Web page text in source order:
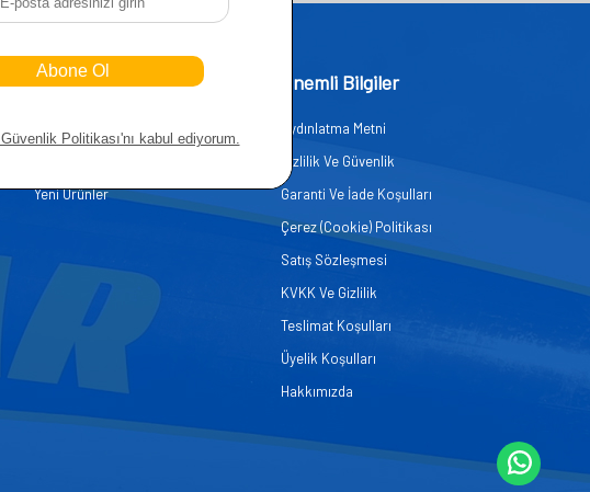
Hızlı Erişim
Yeni Ürünler
Önemli Bilgiler
Aydınlatma Metni
Gizlilik Ve Güvenlik
Garanti Ve İade Koşulları
Çerez (Cookie) Politikası
Satış Sözleşmesi
KVKK Ve Gizlilik
Teslimat Koşulları
Üyelik Koşulları
Hakkımızda